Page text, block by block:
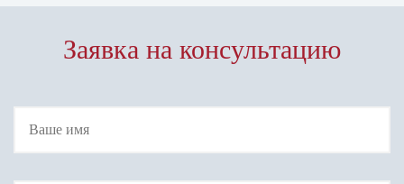
Заявка на консультацию